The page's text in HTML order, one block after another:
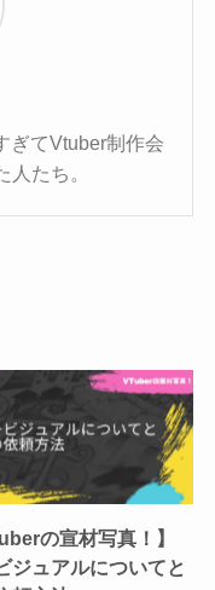
ぎてVtuber制作会
たち。
の宣材写真！】
ジュアルについてと